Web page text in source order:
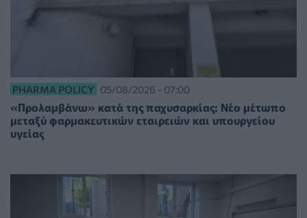
PHARMA POLICY 05/08/2026 - 07:00
«Προλαμβάνω» κατά της παχυσαρκίας: Νέο μέτωπο
μεταξύ φαρμακευτικών εταιρειών και υπουργείου
υγείας